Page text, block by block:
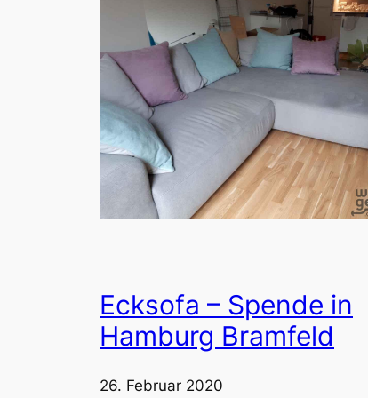
Ecksofa – Spende in
Hamburg Bramfeld
26. Februar 2020